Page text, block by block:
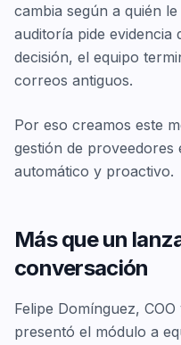
cambia según a quién
auditoría pide evidencia
decisión, el equipo
correos antiguos.
Por eso creamos este
gestión de proveedores
automático y proactivo.
Más que un
conversación
Felipe Domínguez,
presentó el módulo a